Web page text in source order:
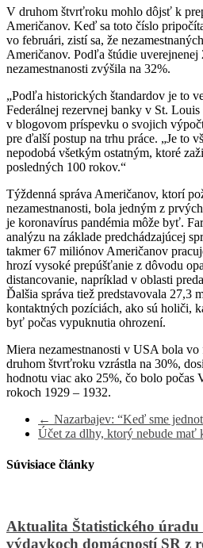
V druhom štvrťroku mohlo dôjsť k
Američanov. Keď sa toto číslo
vo februári, zistí sa, že
Američanov. Podľa štúdie uverejnenej
nezamestnanosti zvýšila na 32%.
„Podľa historických štandardov je to
Federálnej rezervnej banky v St.
v blogovom príspevku o svojich
pre ďalší postup na trhu práce. „Je to
nepodobá všetkým ostatným, ktoré
posledných 100 rokov.“
Týždenná správa Američanov, ktorí
nezamestnanosti, bola jedným z
je koronavírus pandémia môže byť.
analýzu na základe predchádzajúcej
takmer 67 miliónov Američanov
hrozí vysoké prepúšťanie z dôvodu
distancovanie, napríklad v oblasti
Ďalšia správa tiež predstavovala 27,3
kontaktných pozíciách, ako sú holiči,
byť počas vypuknutia ohrození.
Miera nezamestnanosti v USA bola
druhom štvrťroku vzrástla na 30%,
hodnotu viac ako 25%, čo bolo počas
rokoch 1929 – 1932.
← Nazarbajev: “Keď sme
Účet za dlhy, ktorý nebude mať
Súvisiace články
Aktualita Štatistického úradu
výdavkoch domácností SR z